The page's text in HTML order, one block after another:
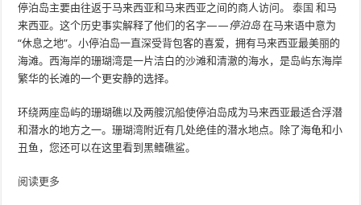
停泊岛主要由往返于马来西亚和马来西亚之间的商人访问。泰国 和马
来西亚。这个历史事实解释了他们的名字—— 停泊岛 在马来语中意为
“休息之地”。小停泊岛一直深受背包客的喜爱，拥有马来西亚最美丽的
海滩。西海岸的珊瑚湾是一片洁白的沙滩和清澈的海水，是岛屿东海岸
繁华的长滩的一个更安静的选择。
环绕两座岛屿的珊瑚礁以及两艘沉船使停泊岛成为马来西亚最适合浮潜
和潜水的地方之一。珊瑚湾附近有几处绝佳的潜水地点。除了海龟和小
丑鱼，您还可以在这里看到黑鳍礁鲨。
阅读更多